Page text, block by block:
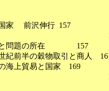
家 前沢伸行 157
に
題の所在 157
の穀物取引と商人
貿易と国家 169